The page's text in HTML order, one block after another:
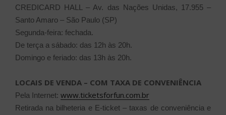
CREDICARD HALL – Av. das Nações Unidas, 17.955 –
Santo Amaro – São Paulo (SP)
Segunda-feira: fechada.
De terça a sábado: das 12h às 20h.
Domingo e feriado: das 13h às 20h.
LOCAIS DE VENDA – COM TAXA DE CONVENIÊNCIA
Pela Internet: www.ticketsforfun.com.br
Retirada na bilheteria e E-ticket – taxas de conveniência e